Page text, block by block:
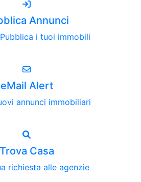
Annunci
i tuoi immobili
eMail Alert
annunci immobiliari
Trova Casa
richiesta alle agenzie